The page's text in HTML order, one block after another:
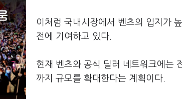
이처럼 국내시장에서 벤츠의 입지가
전에 기여하고 있다.
현재 벤츠와 공식 딜러 네트워크에
까지 규모를 확대한다는 계획이다.